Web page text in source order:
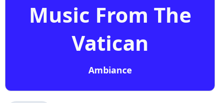
Music From The
Vatican
Ambiance